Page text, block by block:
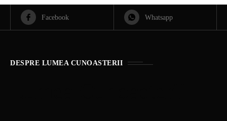
Facebook Whatsapp
DESPRE LUMEA CUNOASTERII